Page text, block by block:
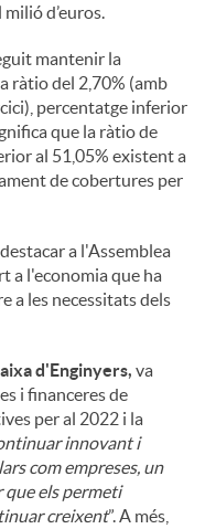
d’euros.
mantenir la
ràtio del 2,70% (amb
percentatge inferior
que la ràtio de
al 51,05% existent a
de cobertures per
a l'Assemblea
a l'economia que ha
a les necessitats dels
d'Enginyers, va
i financeres de
per al 2022 i la
innovant i
com empreses, un
que els permeti
creixent”. A més,